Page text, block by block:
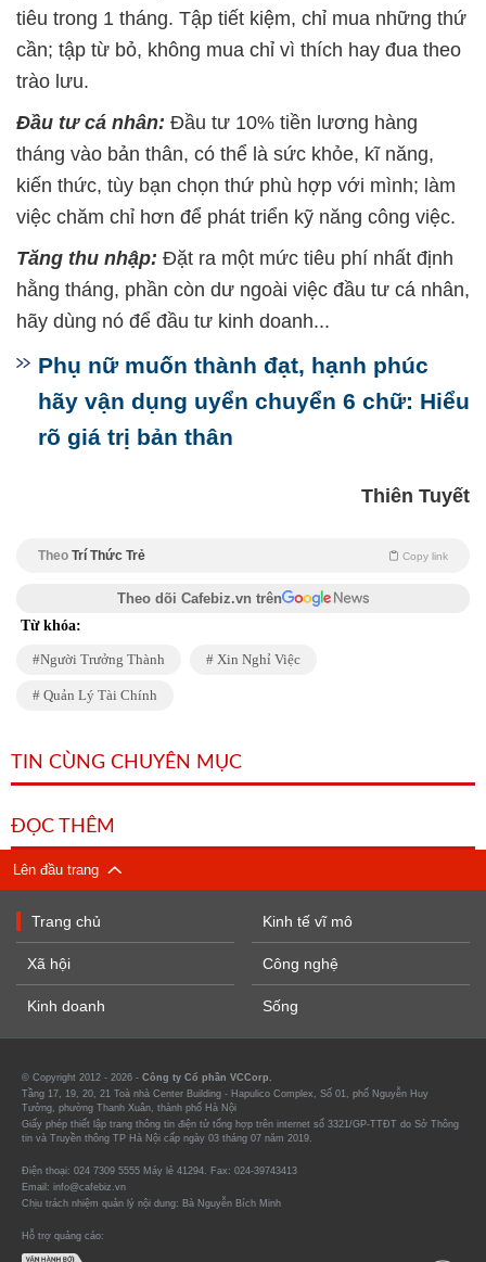
tiêu trong 1 tháng. Tập tiết kiệm, chỉ mua những thứ
cần; tập từ bỏ, không mua chỉ vì thích hay đua theo
trào lưu.
Đầu tư cá nhân: Đầu tư 10% tiền lương hàng
tháng vào bản thân, có thể là sức khỏe, kĩ năng,
kiến thức, tùy bạn chọn thứ phù hợp với mình; làm
việc chăm chỉ hơn để phát triển kỹ năng công việc.
Tăng thu nhập: Đặt ra một mức tiêu phí nhất định
hằng tháng, phần còn dư ngoài việc đầu tư cá nhân,
hãy dùng nó để đầu tư kinh doanh...
Phụ nữ muốn thành đạt, hạnh phúc
hãy vận dụng uyển chuyển 6 chữ: Hiểu
rõ giá trị bản thân
Thiên Tuyết
Theo Trí Thức Trẻ Copy link
Theo dõi Cafebiz.vn trên
Từ khóa:
Người Trưởng Thành Xin Nghỉ Việc
Quản Lý Tài Chính
TIN CÙNG CHUYÊN MỤC
ĐỌC THÊM
Lên đầu trang
Trang chủ
Xã hội
Kinh doanh
Kinh tế vĩ mô
Công nghệ
Sống
© Copyright 2012 - 2026 - Công ty Cổ phần VCCorp.
Tầng 17, 19, 20, 21 Toà nhà Center Building - Hapulico Complex, Số 01, phố Nguyễn Huy
Tưởng, phường Thanh Xuân, thành phố Hà Nội
Giấy phép thiết lập trang thông tin điện tử tổng hợp trên internet số 3321/GP-TTĐT do Sở Thông
tin và Truyền thông TP Hà Nội cấp ngày 03 tháng 07 năm 2019.
Điện thoại: 024 7309 5555 Máy lẻ 41294. Fax: 024-39743413
Email: info@cafebiz.vn
Chịu trách nhiệm quản lý nội dung: Bà Nguyễn Bích Minh
Hỗ trợ quảng cáo: